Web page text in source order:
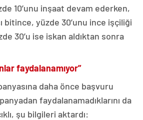
10’unu inşaat devam ederken,
bitince, yüzde 30’unu ince işçiliği
30’u ise iskan aldıktan sonra
faydalanamıyor”
daha önce başvuru
faydalanamadıklarını da
şu bilgileri aktardı: